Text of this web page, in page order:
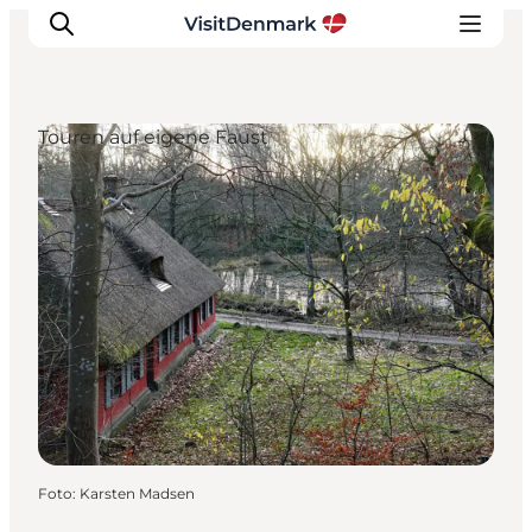
Inspiration
Regionen
Erlebnisse
Unterkünfte
Reiseplanung
Touren auf eigene Faust
Foto: Karsten Madsen